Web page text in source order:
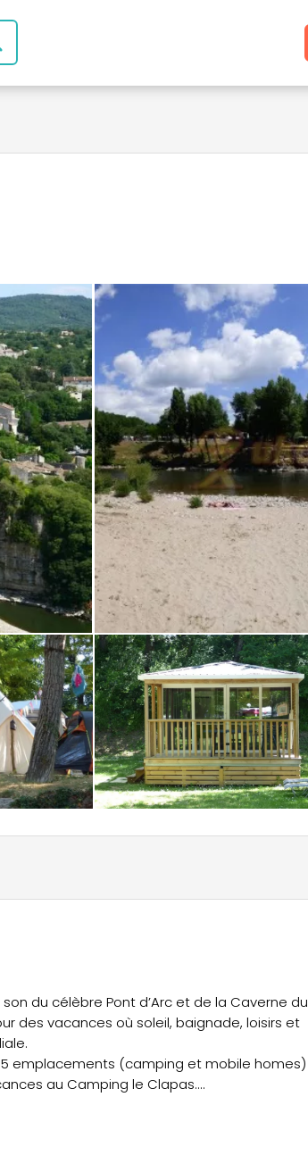
du célèbre Pont d’Arc et de la Caverne du
des vacances où soleil, baignade, loisirs et
emplacements (camping et mobile homes)
au Camping le Clapas.
variée et entretenue avec de nombreux
de camping ainsi que sur les parcelles